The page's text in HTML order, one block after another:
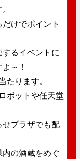
けでポイント
るイベントに
～！
たります。
ボットや任天堂
せプラザでも配
の酒蔵をめぐ